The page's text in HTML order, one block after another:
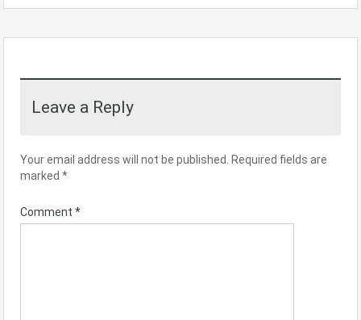
Leave a Reply
Your email address will not be published. Required fields are
marked *
Comment *